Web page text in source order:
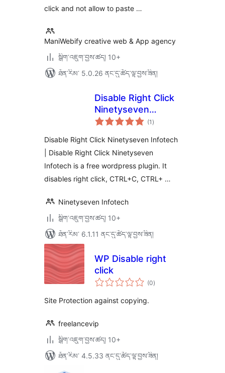
click and not allow to paste …
ManiWebify creative web & App agency
སྒྲིག་འཇུག་བྱས་ཚད། 10+
ཐོན་རིམ་ 5.0.26 ནང་དུ་ཚོད་ལྟ་བྱས་ཟིན།
Disable Right Click
Ninetyseven
Infotech
(1 གདེང་
འཇོག་
ཚང་།
)
Disable Right Click Ninetyseven Infotech
| Disable Right Click Ninetyseven
Infotech is a free wordpress plugin. It
disables right click, CTRL+C, CTRL+ …
Ninetyseven Infotech
སྒྲིག་འཇུག་བྱས་ཚད། 10+
ཐོན་རིམ་ 6.1.11 ནང་དུ་ཚོད་ལྟ་བྱས་ཟིན།
WP Disable right
click
(0གདེང་
འཇོག་
)
Site Protection against copying.
freelancevip
སྒྲིག་འཇུག་བྱས་ཚད། 10+
ཐོན་རིམ་ 4.5.33 ནང་དུ་ཚོད་ལྟ་བྱས་ཟིན།